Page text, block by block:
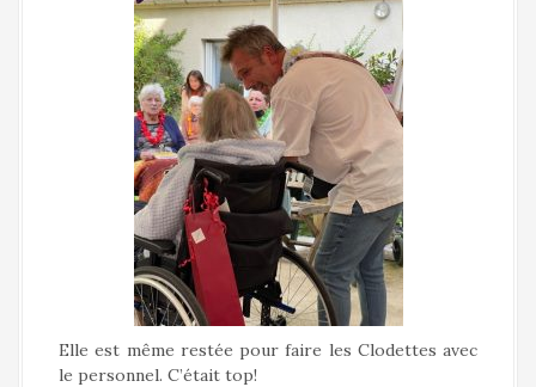
Elle est même restée pour faire les Clodettes avec
le personnel. C’était top!